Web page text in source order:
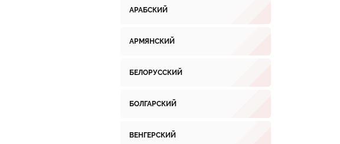
АРАБСКИЙ
АРМЯНСКИЙ
БЕЛОРУССКИЙ
БОЛГАРСКИЙ
ВЕНГЕРСКИЙ